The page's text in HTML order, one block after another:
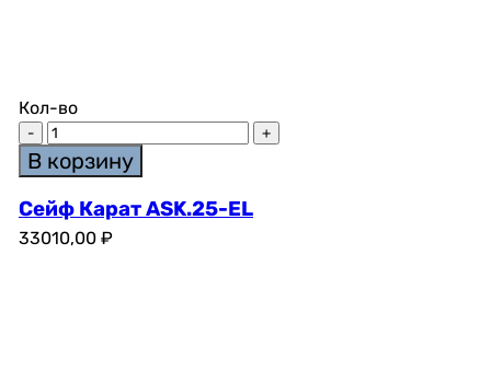
Кол-во
В корзину
Сейф Карат ASK.25-EL
33010,00 ₽